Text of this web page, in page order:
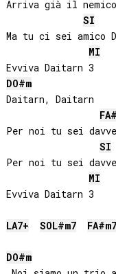
Arriva già il
SI
Ma tu ci sei amico
MI
DO#m
Daitarn, Daitarn
FA#
Per noi tu sei
SI
Per noi tu sei
MI
Evviva Daitarn 3
LA7+ SOL#m7 FA#m7
DO#m